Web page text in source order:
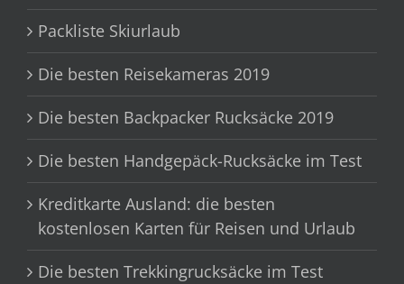
Packliste Skiurlaub
Die besten Reisekameras 2019
Die besten Backpacker Rucksäcke 2019
Die besten Handgepäck-Rucksäcke im Test
Kreditkarte Ausland: die besten
kostenlosen Karten für Reisen und Urlaub
Die besten Trekkingrucksäcke im Test